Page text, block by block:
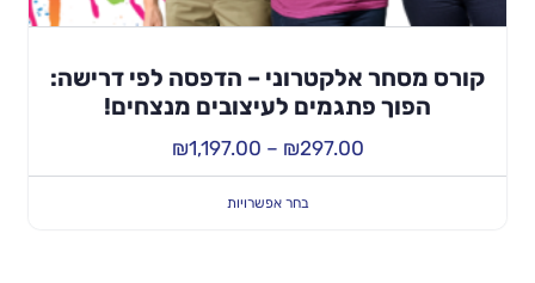
קורס מסחר אלקטרוני – הדפסה לפי דרישה:
הפוך פתגמים לעיצובים מנצחים!
₪297.00
–
₪1,197.00
בחר אפשרויות